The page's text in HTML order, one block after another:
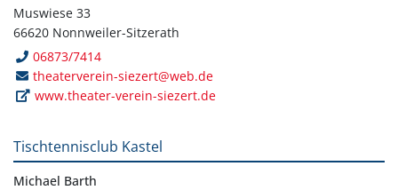
Muswiese 33
66620 Nonnweiler-Sitzerath
06873/7414
theaterverein-siezert@web.de
www.theater-verein-siezert.de
Tischtennisclub Kastel
Michael Barth